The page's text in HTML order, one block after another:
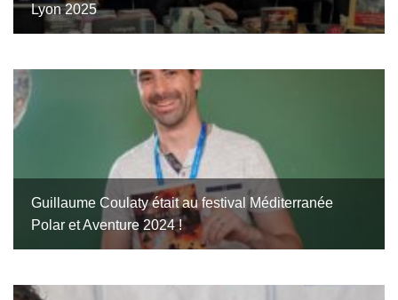
Lyon 2025
Guillaume Coulaty était au festival Méditerranée
Polar et Aventure 2024 !